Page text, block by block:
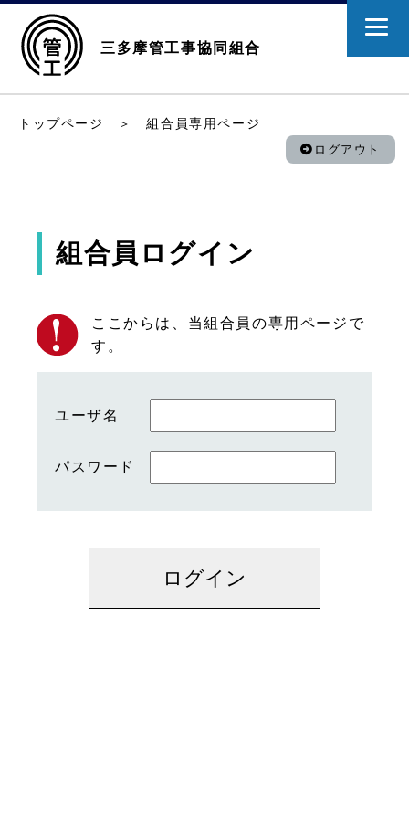
三多摩管工事協同組合
トップページ ＞ 組合員専用ページ
ログアウト
組合員ログイン
ここからは、当組合員の専用ページで
す。
ユーザ名
パスワード